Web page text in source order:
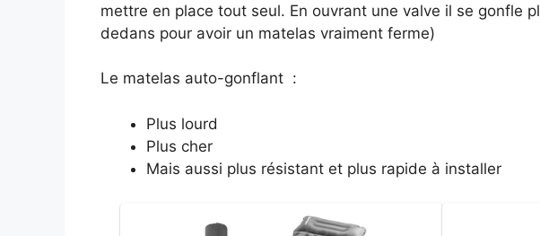
mettre en place tout seul. En ouvrant une valve il se gonfle
dedans pour avoir un matelas vraiment ferme)
Le matelas auto-gonflant :
Plus lourd
Plus cher
Mais aussi plus résistant et plus rapide à installer